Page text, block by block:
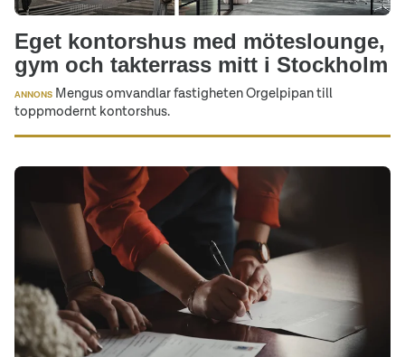
Eget kontorshus med möteslounge,
gym och takterrass mitt i Stockholm
ANNONS Mengus omvandlar fastigheten Orgelpipan till
toppmodernt kontorshus.